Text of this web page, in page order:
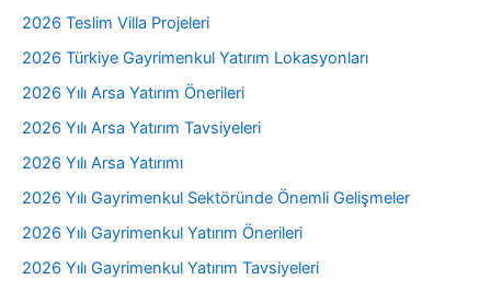
2026 Teslim Villa Projeleri
2026 Türkiye Gayrimenkul Yatırım Lokasyonları
2026 Yılı Arsa Yatırım Önerileri
2026 Yılı Arsa Yatırım Tavsiyeleri
2026 Yılı Arsa Yatırımı
2026 Yılı Gayrimenkul Sektöründe Önemli Gelişmeler
2026 Yılı Gayrimenkul Yatırım Önerileri
2026 Yılı Gayrimenkul Yatırım Tavsiyeleri